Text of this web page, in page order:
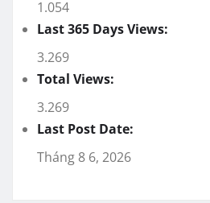
1.054
Last 365 Days Views:
3.269
Total Views:
3.269
Last Post Date:
Tháng 8 6, 2026